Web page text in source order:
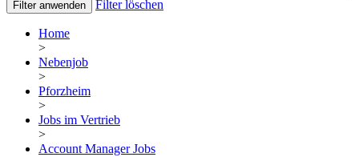
Filter anwenden Filter löschen
Home
>
Nebenjob
>
Pforzheim
>
Jobs im Vertrieb
>
Account Manager Jobs